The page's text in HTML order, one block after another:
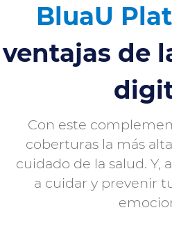
BluaU
ventajas de
Con este
coberturas la más
cuidado de la salud. Y,
a cuidar y prevenir